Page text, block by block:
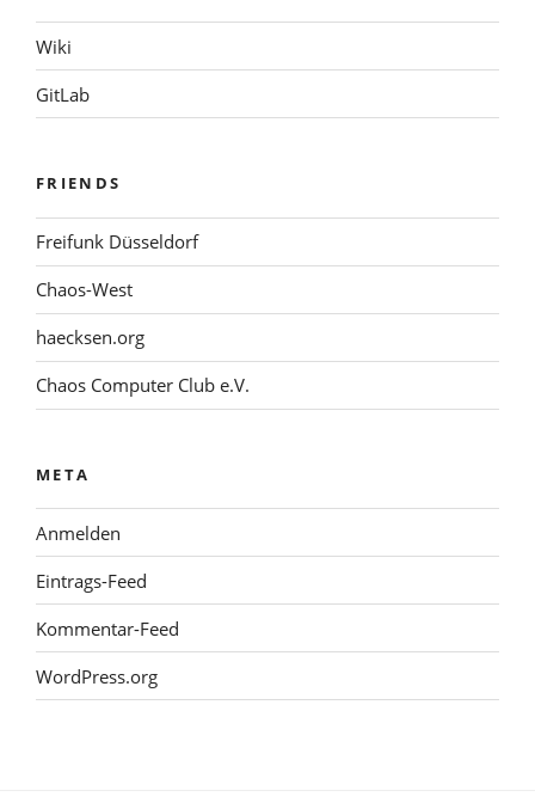
Wiki
GitLab
FRIENDS
Freifunk Düsseldorf
Chaos-West
haecksen.org
Chaos Computer Club e.V.
META
Anmelden
Eintrags-Feed
Kommentar-Feed
WordPress.org